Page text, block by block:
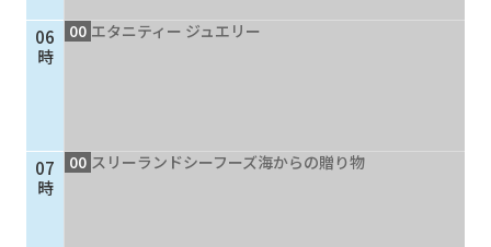
ご加入お申し込み・資
06
時
07
時
00 エタニティー ジュエリー
00 スリーランドシーフーズ海からの贈り物